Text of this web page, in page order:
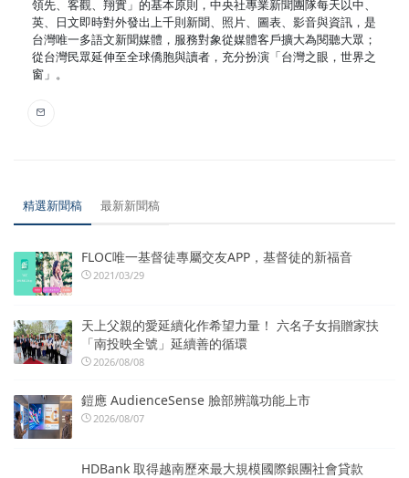
領先、客觀、翔實」的基本原則，中央社專業新聞團隊每天以中、
英、日文即時對外發出上千則新聞、照片、圖表、影音與資訊，是
台灣唯一多語文新聞媒體，服務對象從媒體客戶擴大為閱聽大眾；
從台灣民眾延伸至全球僑胞與讀者，充分扮演「台灣之眼，世界之
窗」。
精選新聞稿 最新新聞稿
FLOC唯一基督徒專屬交友APP，基督徒的新福音
2021/03/29
天上父親的愛延續化作希望力量！ 六名子女捐贈家扶
「南投映全號」延續善的循環
2026/08/08
鎧應 AudienceSense 臉部辨識功能上市
2026/08/07
HDBank 取得越南歷來最大規模國際銀團社會貸款